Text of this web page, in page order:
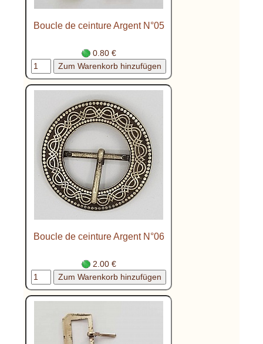
Boucle de ceinture Argent N°05
0.80 €
Boucle de ceinture Argent N°06
2.00 €